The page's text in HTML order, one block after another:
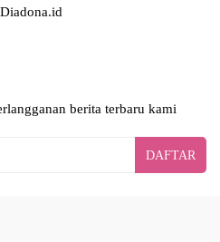
berita terbaru kami
DAFTAR